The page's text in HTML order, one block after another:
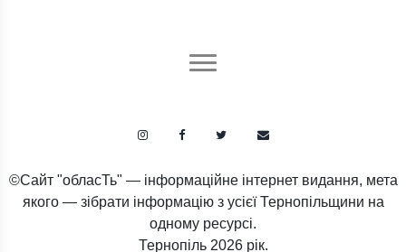
©Сайт "обласТь" — інформаційне інтернет видання, мета
якого — зібрати інформацію з усієї Тернопільщини на
одному ресурсі.
Тернопіль 2026 рік.